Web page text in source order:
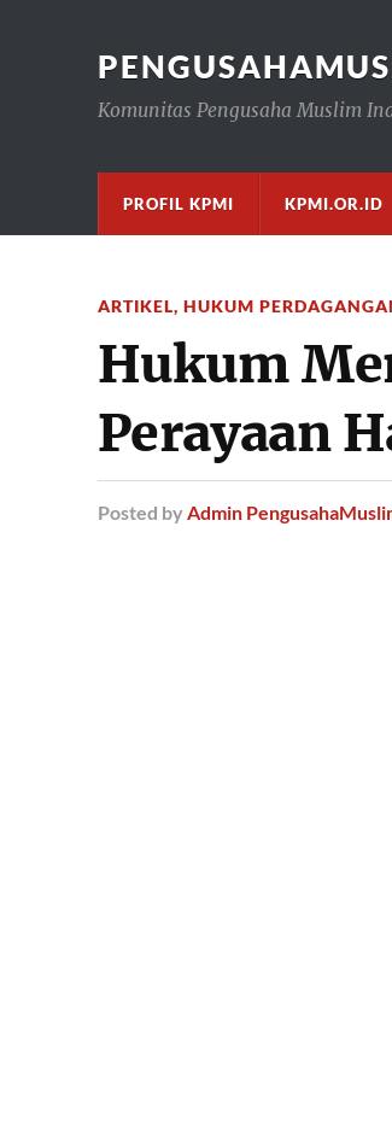
Komunitas Pengusaha Muslim
PROFIL KPMI KPMI.OR.ID
ARTIKEL, HUKUM
Hukum
Perayaan
Posted by Admin